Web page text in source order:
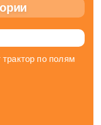
трактор по полям